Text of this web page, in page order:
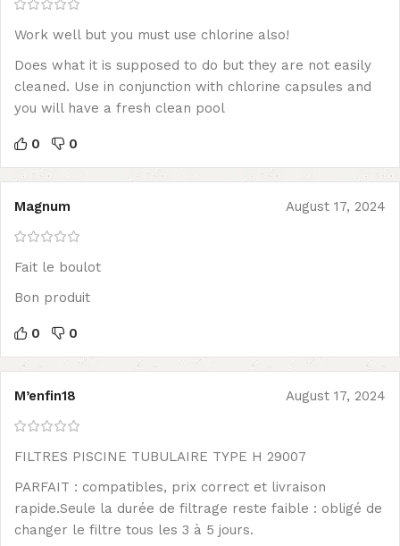
Work well but you must use chlorine also!
Does what it is supposed to do but they are not easily
cleaned. Use in conjunction with chlorine capsules and
you will have a fresh clean pool
0 0
Magnum August 17, 2024
Fait le boulot
Bon produit
0 0
M’enfin18 August 17, 2024
FILTRES PISCINE TUBULAIRE TYPE H 29007
PARFAIT : compatibles, prix correct et livraison
rapide.Seule la durée de filtrage reste faible : obligé de
changer le filtre tous les 3 à 5 jours.